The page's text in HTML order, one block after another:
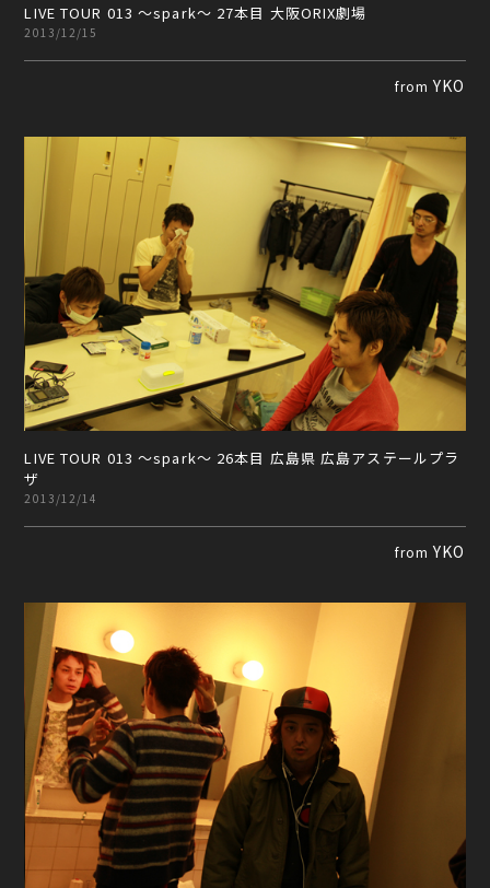
LIVE TOUR 013 ～spark～ 27本目 大阪ORIX劇場
2013/12/15
fromYKO
LIVE TOUR 013 ～spark～ 26本目 広島県 広島アステールプラ
ザ
2013/12/14
fromYKO